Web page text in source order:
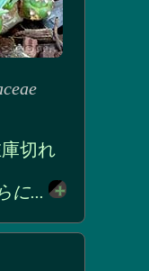
切れ
に...